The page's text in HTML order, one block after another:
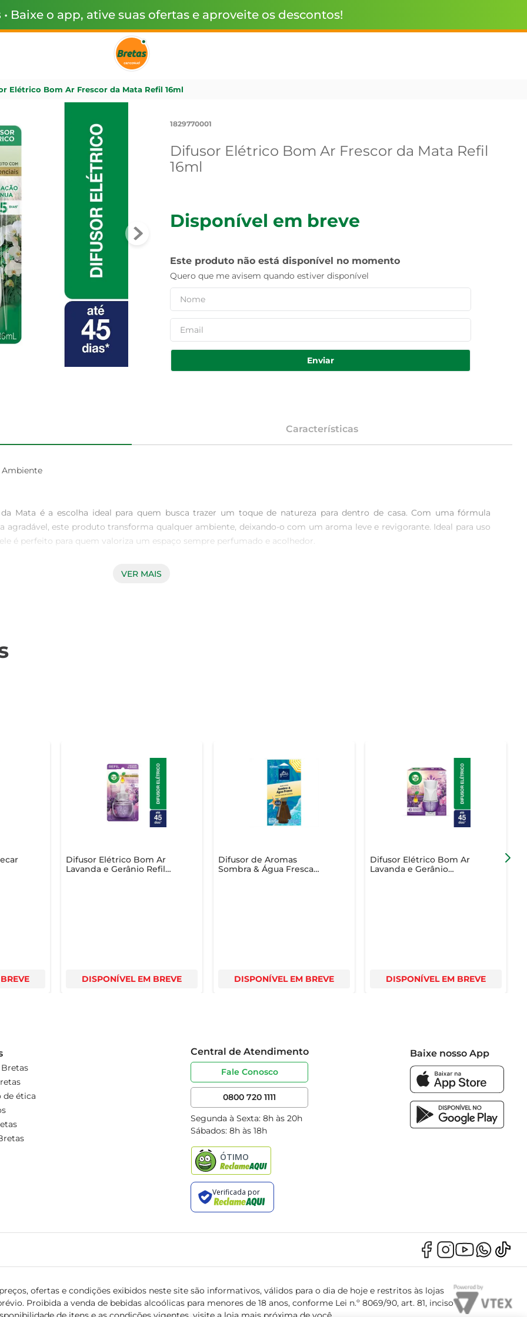
• Baixe o app, ative suas ofertas e aproveite os descontos!
Elétrico Bom Ar Frescor da Mata Refil 16ml
1829770001
Difusor Elétrico Bom Ar Frescor da Mata Refil
16ml
Disponível em breve
Este produto não está disponível no momento
Quero que me avisem quando estiver disponível
Enviar
Características
Ambiente
Mata é a escolha ideal para quem busca trazer um toque de natureza para dentro de casa. Com uma fórmula
este produto transforma qualquer ambiente, deixando-o com um aroma leve e revigorante. Ideal para uso
é perfeito para quem valoriza um espaço sempre perfumado e acolhedor.
uma liberação gradual do aroma, permitindo que o frescor se espalhe de maneira uniforme pelo ambiente. Além
natureza para dentro de casa, criando um ambiente mais agradável e convidativo.
VER MAIS
Difusor Elétrico Bom Ar
Lavanda e Gerânio Refil
DISPONÍVEL EM BREVE
Difusor de Aromas
Sombra & Água Fresca
DISPONÍVEL EM BREVE
Difusor Elétrico Bom Ar
Lavanda e Gerânio
DISPONÍVEL EM BREVE
de ética
Central de Atendimento
Fale Conosco
0800 720 1111
Segunda à Sexta: 8h às 20h
Sábados: 8h às 18h
Baixe nosso App
ofertas e condições exibidos neste site são informativos, válidos para o dia de hoje e restritos às lojas
Proibida a venda de bebidas alcoólicas para menores de 18 anos, conforme Lei n.º 8069/90, art. 81, inciso